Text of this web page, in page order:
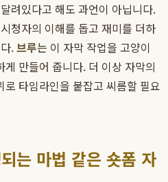
려있다고 해도 과언이 아닙니다.
청자의 이해를 돕고 재미를 더하
.브루는 이 자막 작업을 고양이
만들어 줍니다. 더 이상 자막의
타임라인을 붙잡고 씨름할 필요
는 마법 같은 숏폼 자